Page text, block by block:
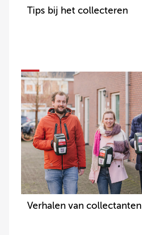
Tips bij het collecteren
Verhalen van collectanten